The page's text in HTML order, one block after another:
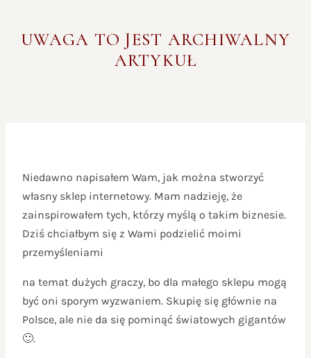
UWAGA TO JEST ARCHIWALNY
ARTYKUŁ
Niedawno napisałem Wam, jak można stworzyć
własny sklep internetowy. Mam nadzieję, że
zainspirowałem tych, którzy myślą o takim biznesie.
Dziś chciałbym się z Wami podzielić moimi
przemyśleniami
na temat dużych graczy, bo dla małego sklepu mogą
być oni sporym wyzwaniem. Skupię się głównie na
Polsce, ale nie da się pominąć światowych gigantów
🙂.